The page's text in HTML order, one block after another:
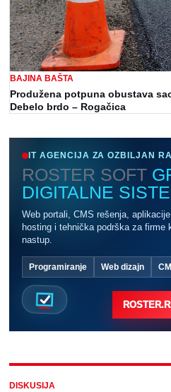
BAJINA BAŠTA
Produžena potpuna obustava
Debelo brdo – Rogačica
IT AGENCIJA ZA OZBILJAN
ROSTER SOFT
DIGITALNE
Web portali, CMS rešenja,
hosting i tehnička podrška za firme
nastup.
Programiranje Web dizajn
DISKUSIJA